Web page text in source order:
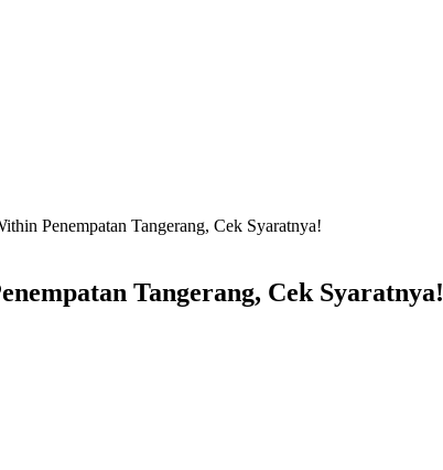
Penempatan Tangerang, Cek Syaratnya!
Tangerang, Cek Syaratnya!